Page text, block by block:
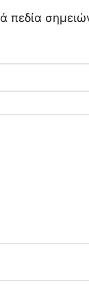
πεδία